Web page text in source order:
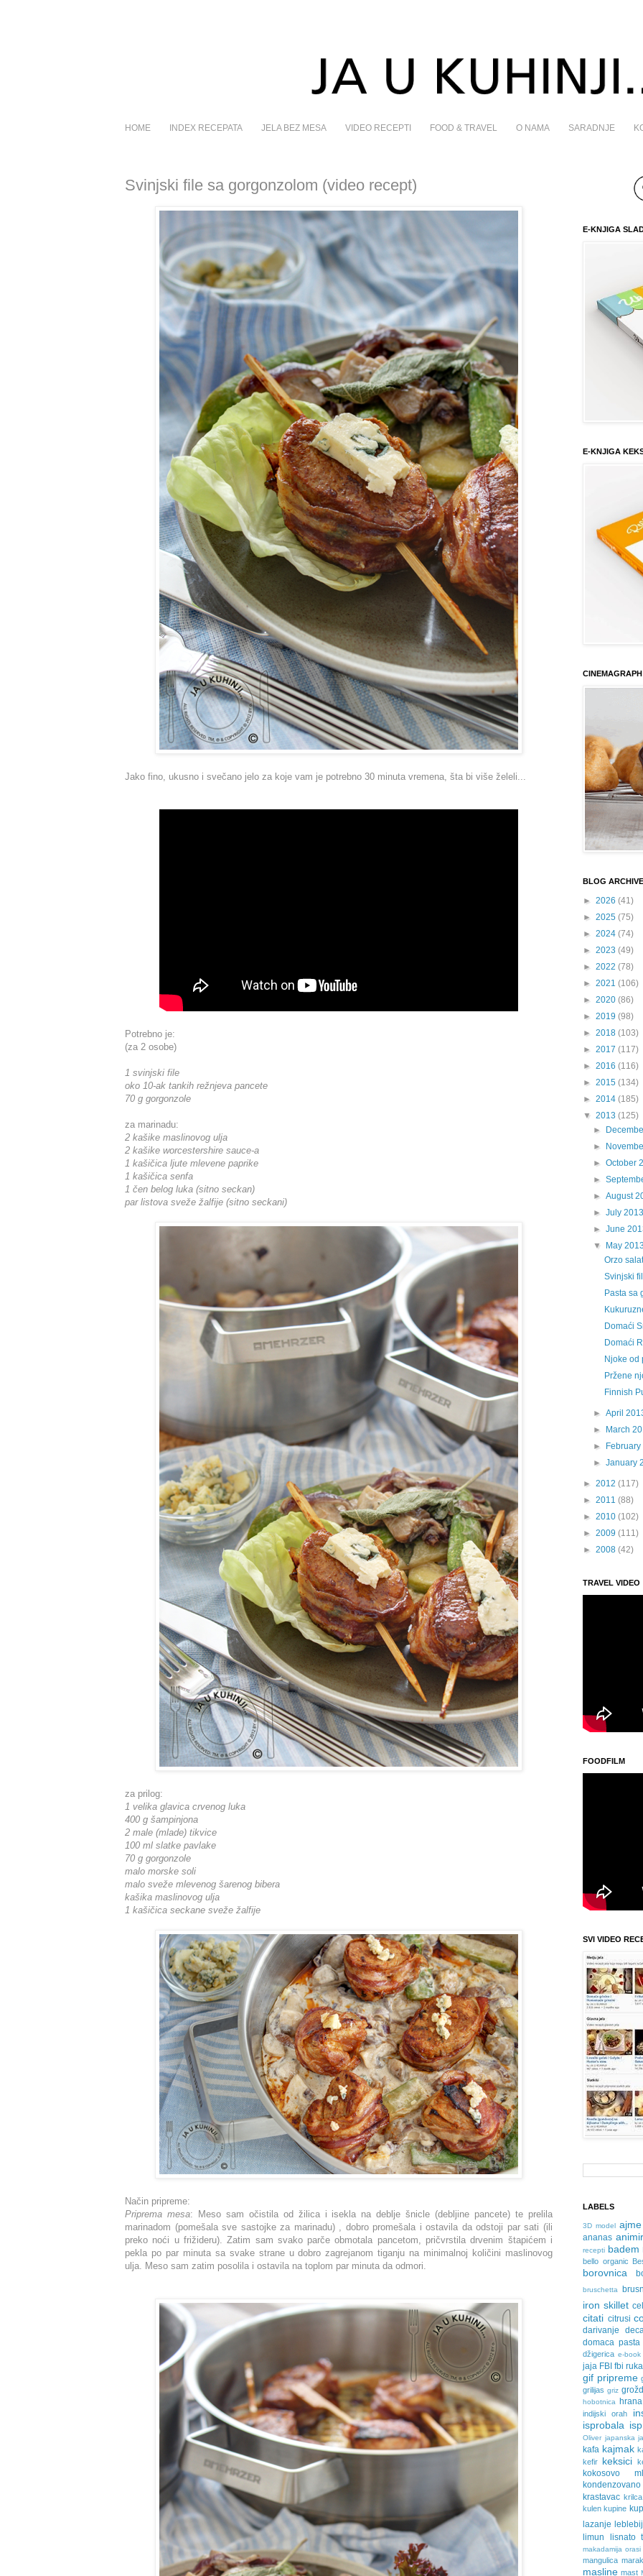
HOME INDEX RECEPATA JELA BEZ MESA VIDEO RECEPTI FOOD & TRAVEL O NAMA SARADNJE
Svinjski file sa gorgonzolom (video recept)
Jako fino, ukusno i svečano jelo za koje vam je potrebno 30 minuta vremena, šta bi više želeli...
Potrebno je:
(za 2 osobe)
1 svinjski file
oko 10-ak tankih režnjeva pancete
70 g gorgonzole
za marinadu:
2 kašike maslinovog ulja
2 kašike worcestershire sauce-a
1 kašičica ljute mlevene paprike
1 kašičica senfa
1 čen belog luka (sitno seckan)
par listova sveže žalfije (sitno seckani)
za prilog:
1 velika glavica crvenog luka
400 g šampinjona
2 male (mlade) tikvice
100 ml slatke pavlake
70 g gorgonzole
malo morske soli
malo sveže mlevenog šarenog bibera
kašika maslinovog ulja
1 kašičica seckane sveže žalfije
Način pripreme:
Priprema mesa: Meso sam očistila od žilica i isekla na deblje šnicle (debljine pancete) te prelila
marinadom (pomešala sve sastojke za marinadu) , dobro promešala i ostavila da odstoji par sati (ili
preko noći u frižideru). Zatim sam svako parče obmotala pancetom, pričvrstila drvenim štapićem i
pekla po par minuta sa svake strane u dobro zagrejanom tiganju na minimalnoj količini maslinovog
ulja. Meso sam zatim posolila i ostavila na toplom par minuta da odmori.
E-KNJIGA
E-KNJIGA
CINEMAGRAPH
BLOG ARCHIVE
► 2026 (41)
► 2025 (75)
► 2024 (74)
► 2023 (49)
► 2022 (78)
► 2021 (106)
► 2020 (86)
► 2019 (98)
► 2018 (103)
► 2017 (117)
► 2016 (116)
► 2015 (134)
► 2014 (185)
▼ 2013 (125)
►
►
►October
►
►August
►July
►June
▼
May
Orzo
Svinjski
Pasta sa
Domaći
Domaći
Njoke od
Pržene
Finnish
►April
►
March
►
►January
► 2012 (117)
► 2011 (88)
► 2010 (102)
► 2009 (111)
► 2008 (42)
TRAVEL VIDEO
FOODFILM
SVI VIDEO
LABELS
3D model
ananas
recepti badem
bello organic
borovnica
bruschetta
iron skillet
citati citrusi
darivanje
domaca pasta
džigerica e-book
jaja FBI fbi
gif pripreme
grilijas griz
hobotnica
indijski orah
isprobala
Oliver japanska
kafa kajmak
kefir keksici
kokosovo
krastavac krilca
kulen kupine
lazanje
limun
lisnato
makadamija orasi
mangulica
masline mast